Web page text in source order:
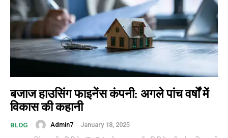
बजाज हाउसिंग फाइनेंस कंपनी: अगले पांच वर्षों में
विकास की कहानी
BLOG Admin7 - January 18, 2025